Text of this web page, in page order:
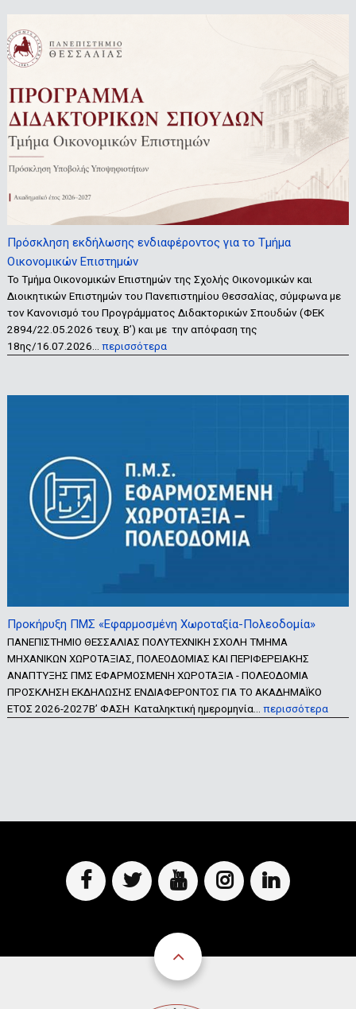
Πρόσκληση εκδήλωσης ενδιαφέροντος για το Τμήμα
Οικονομικών Επιστημών
Το Τμήμα Οικονομικών Επιστημών της Σχολής Οικονομικών και
Διοικητικών Επιστημών του Πανεπιστημίου Θεσσαλίας, σύμφωνα με
τον Κανονισμό του Προγράμματος Διδακτορικών Σπουδών (ΦΕΚ
2894/22.05.2026 τευχ. Β’) και με την απόφαση της
18ης/16.07.2026… περισσότερα
Προκήρυξη ΠΜΣ «Εφαρμοσμένη Χωροταξία-Πολεοδομία»
ΠΑΝΕΠΙΣΤΗΜΙΟ ΘΕΣΣΑΛΙΑΣ ΠΟΛΥΤΕΧΝΙΚΗ ΣΧΟΛΗ ΤΜΗΜΑ
ΜΗΧΑΝΙΚΩΝ ΧΩΡΟΤΑΞΙΑΣ, ΠΟΛΕΟΔΟΜΙΑΣ ΚΑΙ ΠΕΡΙΦΕΡΕΙΑΚΗΣ
ΑΝΑΠΤΥΞΗΣ ΠΜΣ ΕΦΑΡΜΟΣΜΕΝΗ ΧΩΡΟΤΑΞΙΑ - ΠΟΛΕΟΔΟΜΙΑ
ΠΡΟΣΚΛΗΣΗ ΕΚΔΗΛΩΣΗΣ ΕΝΔΙΑΦΕΡΟΝΤΟΣ ΓΙΑ ΤΟ ΑΚΑΔΗΜΑΪΚΟ
ΕΤΟΣ 2026-2027Β’ ΦΑΣΗ Καταληκτική ημερομηνία… περισσότερα